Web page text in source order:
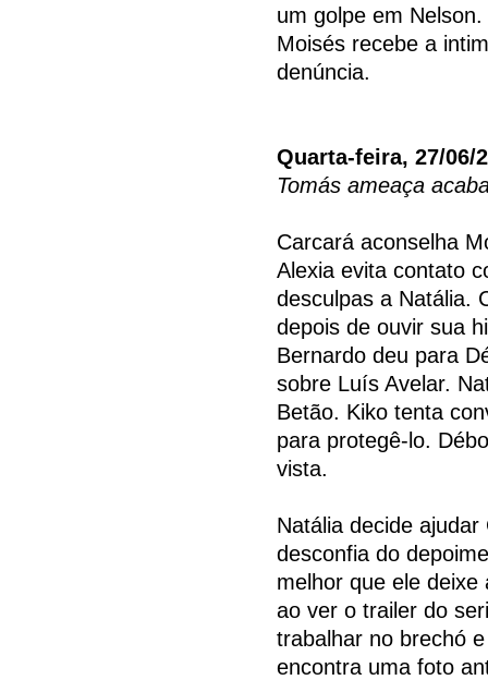
um golpe em
Moisés recebe a
denúncia.
Quarta-feira, 27/06/
Tomás ameaça
Carcará aconselha
Alexia evita contato
desculpas a Natália.
depois de ouvir sua
Bernardo deu para
sobre Luís Avelar.
Betão. Kiko tenta
para protegê-lo.
vista.
Natália decide
desconfia do
melhor que ele
ao ver o trailer do
trabalhar no brechó
encontra uma foto